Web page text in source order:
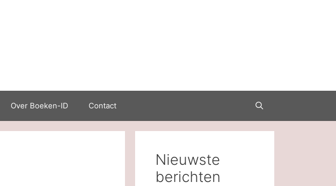
Over Boeken-ID Contact
Nieuwste
berichten